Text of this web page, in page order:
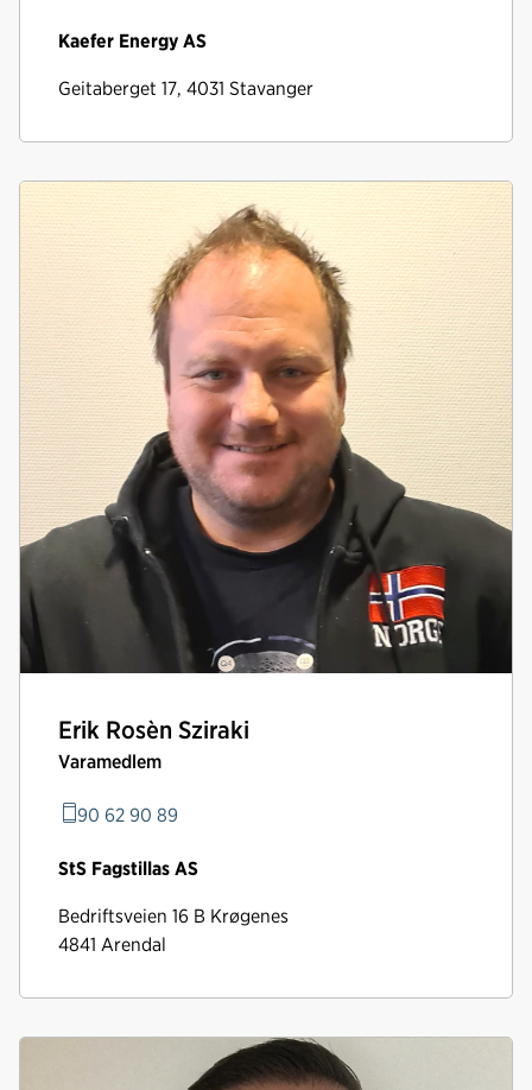
Kaefer Energy AS
Geitaberget 17, 4031 Stavanger
Erik Rosèn Sziraki
Varamedlem
90 62 90 89
StS Fagstillas AS
Bedriftsveien 16 B Krøgenes
4841 Arendal